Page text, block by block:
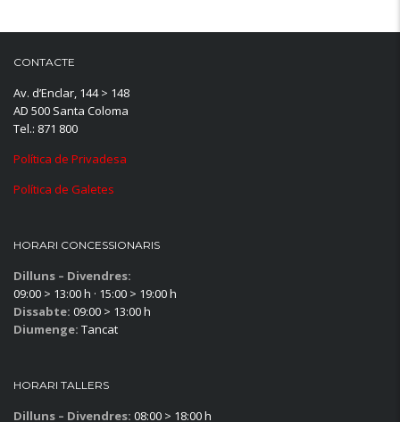
CONTACTE
Av. d’Enclar, 144 > 148
AD 500 Santa Coloma
Tel.: 871 800
Política de Privadesa
Política de Galetes
HORARI CONCESSIONARIS
Dilluns – Divendres:
09:00 > 13:00 h · 15:00 > 19:00 h
Dissabte: 09:00 > 13:00 h
Diumenge: Tancat
HORARI TALLERS
Dilluns – Divendres: 08:00 > 18:00 h